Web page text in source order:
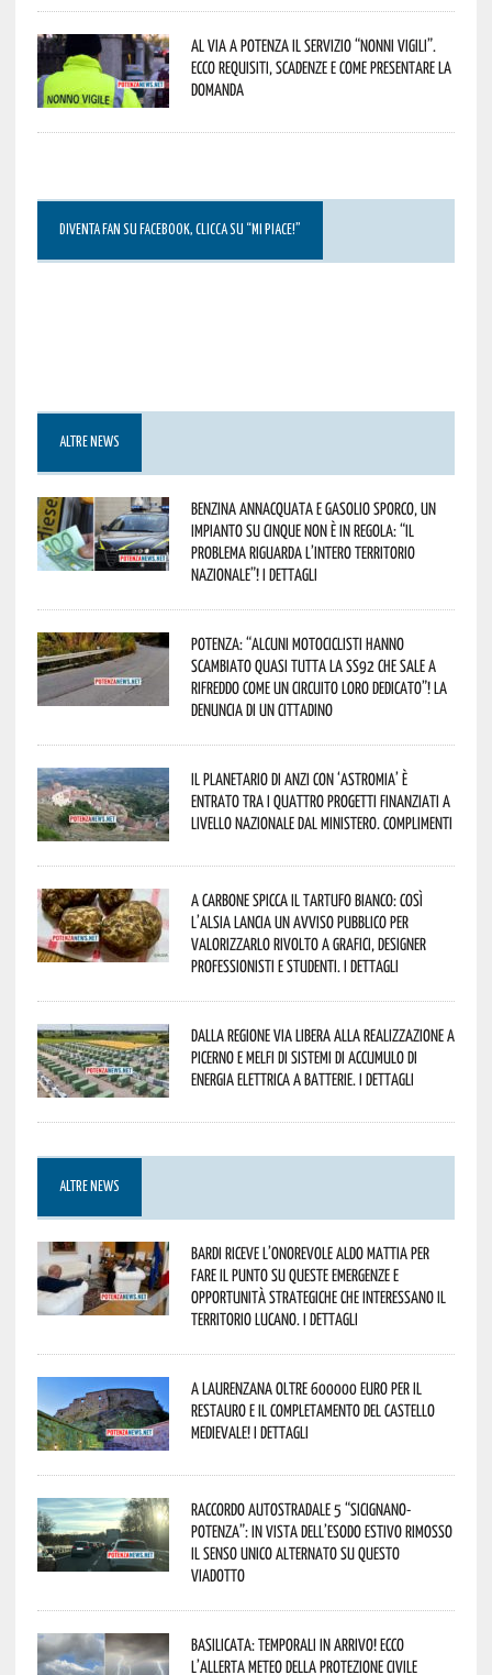
Al via a Potenza il servizio “Nonni Vigili”.
Ecco requisiti, scadenze e come presentare la
domanda
DIVENTA FAN SU FACEBOOK, CLICCA SU “MI PIACE!”
ALTRE NEWS
Benzina annacquata e gasolio sporco, un
impianto su cinque non è in regola: “il
problema riguarda l’intero territorio
Nazionale”! I dettagli
Potenza: “alcuni motociclisti hanno
scambiato quasi tutta la SS92 che sale a
Rifreddo come un circuito loro dedicato”! La
denuncia di un cittadino
Il Planetario di Anzi con ‘Astromia’ è
entrato tra i quattro progetti finanziati a
livello nazionale dal Ministero. Complimenti
A Carbone spicca il tartufo bianco: così
l’Alsia lancia un avviso pubblico per
valorizzarlo rivolto a grafici, designer
professionisti e studenti. I dettagli
Dalla Regione via libera alla realizzazione a
Picerno e Melfi di sistemi di accumulo di
energia elettrica a batterie. I dettagli
ALTRE NEWS
Bardi riceve l’onorevole Aldo Mattia per
fare il punto su queste emergenze e
opportunità strategiche che interessano il
territorio lucano. I dettagli
A Laurenzana oltre 600000 euro per il
restauro e il completamento del Castello
Medievale! I dettagli
Raccordo Autostradale 5 “Sicignano-
Potenza”: in vista dell’esodo estivo rimosso
il senso unico alternato su questo
viadotto
Basilicata: temporali in arrivo! Ecco
l’allerta meteo della Protezione civile